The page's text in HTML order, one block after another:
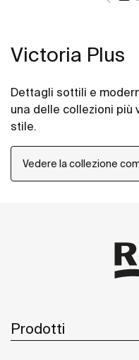
Victoria Plus
Dettagli sottili e
una delle collezioni più
stile.
Vedere la collezione
Prodotti